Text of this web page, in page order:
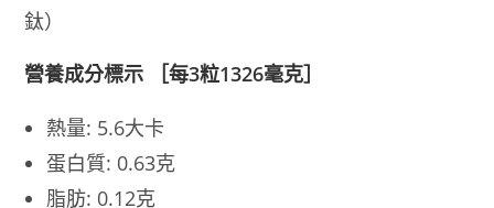
鈦）
營養成分標示 ［每3粒1326毫克］
熱量: 5.6大卡
蛋白質: 0.63克
脂肪: 0.12克